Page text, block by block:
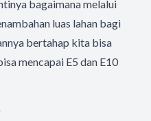
bagaimana melalui
luas lahan bagi
bertahap kita bisa
mencapai E5 dan E10